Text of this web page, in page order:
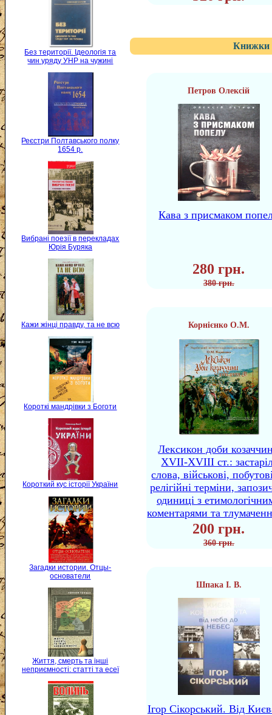
Без території. Ідеологія та
чин уряду УНР на чужині
Реєстри Полтавського полку
1654 р.
Вибрані поезії в перекладах
Юрія Буряка
Кажи жінці правду, та не всю
Короткі мандрівки з Боготи
Короткий кус історії України
Загадки истории. Отцы-
основатели
Життя, смерть та інші
неприємності: статті та есеї
Книжки
Петров Олексій
Кава з присмаком
280 грн.
380 грн.
Корнієнко О.М.
Лексикон доби
XVII-XVIII ст.:
слова, військові,
релігійні терміни,
одиниці з
коментарями та
200 грн.
360 грн.
Шпака І. В.
Ігор Сікорський. Від